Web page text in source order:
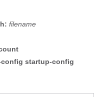
filename
startup-config